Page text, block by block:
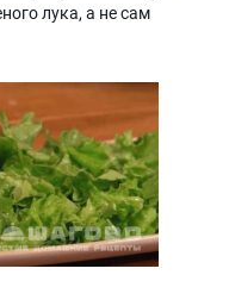
лука, а не сам